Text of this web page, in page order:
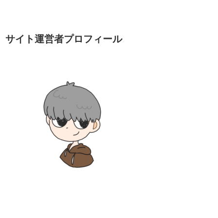
サイト運営者プロフィール